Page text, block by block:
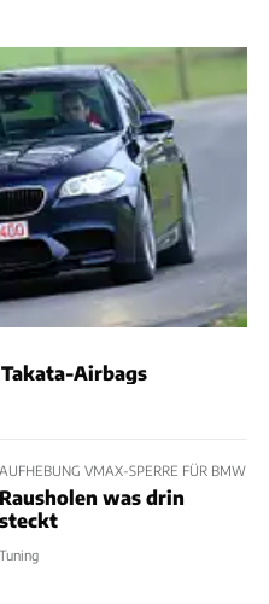
Airbags
AUFHEBUNG VMAX-SPERRE FÜR BMW
was drin
Tuning